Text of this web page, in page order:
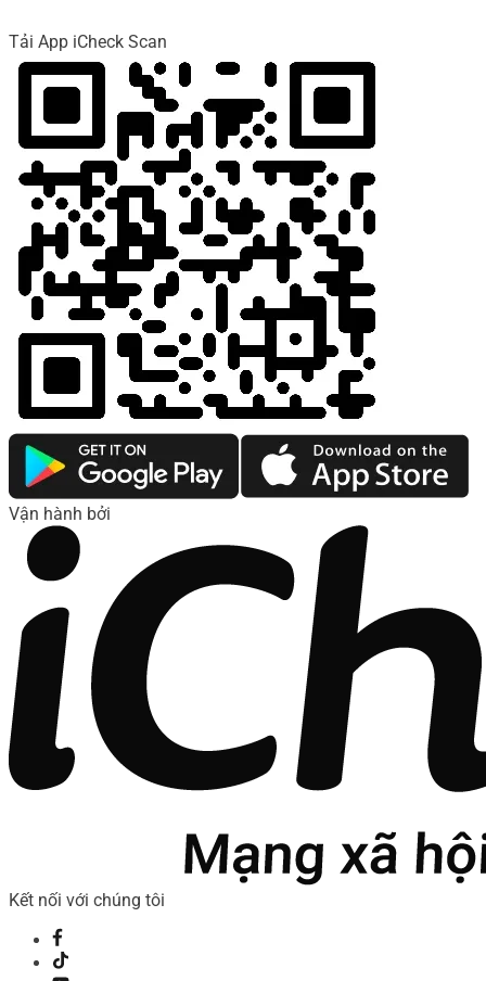
Tải App iCheck Scan
Vận hành bởi
Kết nối với chúng tôi